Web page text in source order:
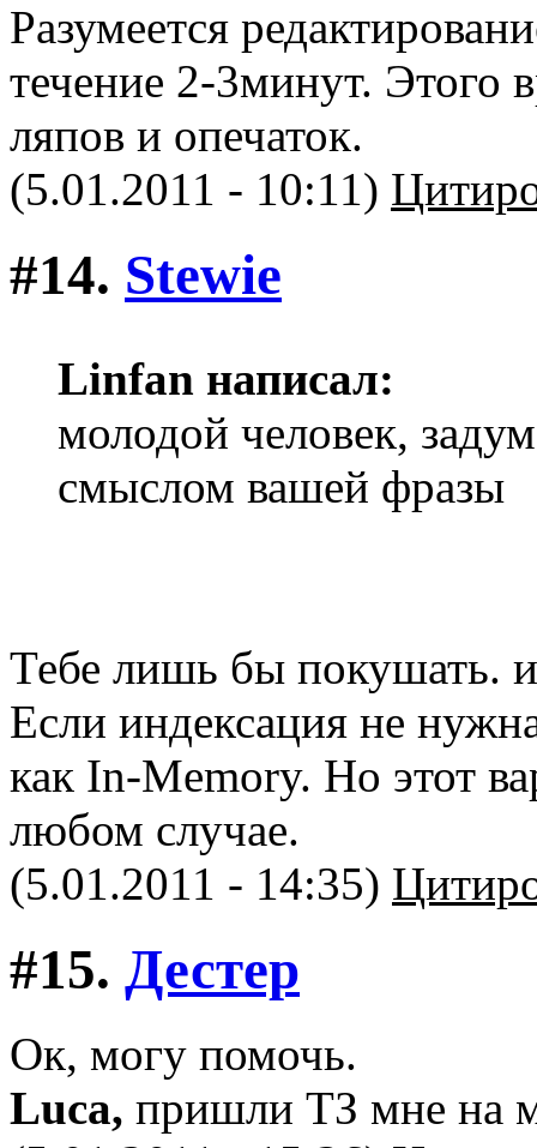
Разумеется
течение 2-3минут. Этого
ляпов и опечаток.
(5.01.2011 - 10:11)
#14. Stewie
Linfan написал:
молодой человек,
смыслом вашей фразы
Тебе лишь бы покушать. и
Если индексация не
как In-Memory. Но этот
любом случае.
(5.01.2011 - 14:35)
#15. Дестер
Ок, могу помочь.
Luca, пришли ТЗ мне на